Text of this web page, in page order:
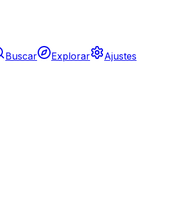
Buscar Explorar Ajustes